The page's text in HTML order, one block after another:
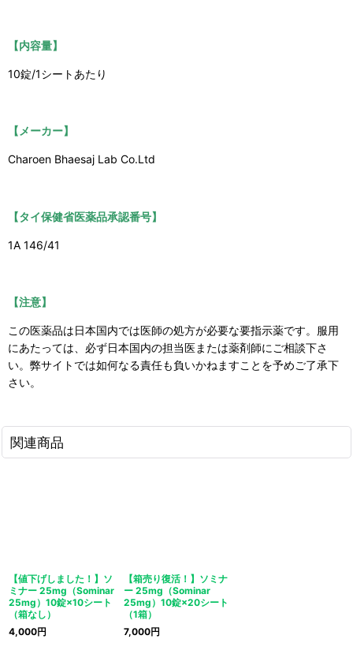
【内容量】
10錠/1シートあたり
【メーカー】
Charoen Bhaesaj Lab Co.Ltd
【タイ保健省医薬品承認番号】
1A 146/41
【注意】
この医薬品は日本国内では医師の処方が必要な要指示薬です。服用
にあたっては、必ず日本国内の担当医または薬剤師にご相談下さ
い。弊サイトでは如何なる責任も負いかねますことを予めご了承下
さい。
関連商品
【値下げしました！】ソ
ミナー 25mg（Sominar
25mg）10錠×10シート
（箱なし）
4,000円
【箱売り復活！】ソミナ
ー 25mg（Sominar
25mg）10錠×20シート
（1箱）
7,000円